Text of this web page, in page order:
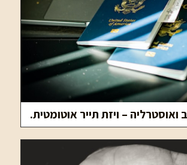
ואוסטרליה – ויזת תייר אוטומטית.